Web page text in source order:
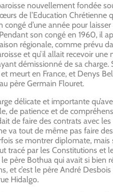
nouvellement fondée
de l’Education Chrétienne
d’une année pour
son congé en 1960, il
régionale, comme prévu
et qu’il allait recevoir
démissionné de sa
meurt en France, et Denys
père Germain Flouret.
délicate et importante
de patience et de
de faire des contrats avec
va tout de même pas faire
se montrer diplomate,
tracé par les Constitutions et
père Bothua qui avait si
et c’est le père André
Hidalgo.